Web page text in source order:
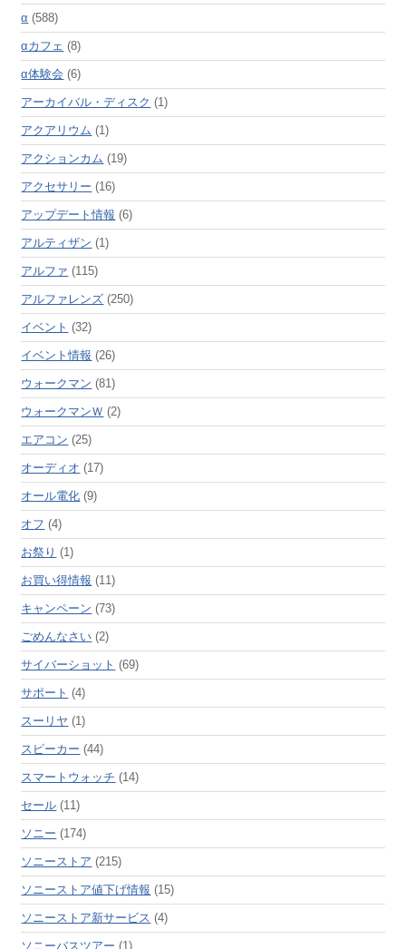
α (588)
αカフェ (8)
α体験会 (6)
アーカイバル・ディスク (1)
アクアリウム (1)
アクションカム (19)
アクセサリー (16)
アップデート情報 (6)
アルティザン (1)
アルファ (115)
アルファレンズ (250)
イベント (32)
イベント情報 (26)
ウォークマン (81)
ウォークマンＷ (2)
エアコン (25)
オーディオ (17)
オール電化 (9)
オフ (4)
お祭り (1)
お買い得情報 (11)
キャンペーン (73)
ごめんなさい (2)
サイバーショット (69)
サポート (4)
スーリヤ (1)
スピーカー (44)
スマートウォッチ (14)
セール (11)
ソニー (174)
ソニーストア (215)
ソニーストア値下げ情報 (15)
ソニーストア新サービス (4)
ソニーバスツアー (1)